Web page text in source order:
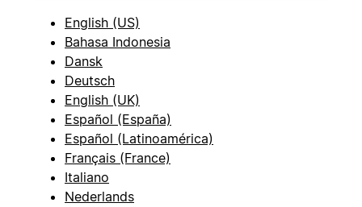
English (US)
Bahasa Indonesia
Dansk
Deutsch
English (UK)
Español (España)
Español (Latinoamérica)
Français (France)
Italiano
Nederlands